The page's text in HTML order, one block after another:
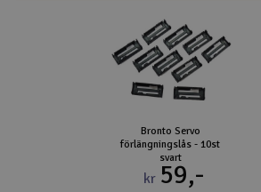
Bronto Servo
förlängningslås - 10st
svart
kr 59,-